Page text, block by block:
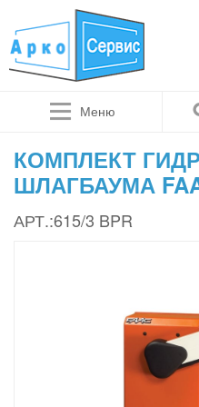
Меню
КОМПЛЕКТ
ШЛАГБАУМА
АРТ.:615/3 BPR